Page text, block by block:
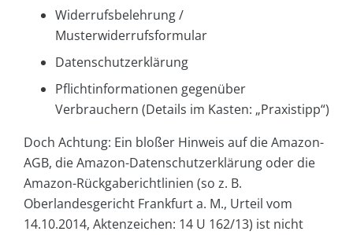
Widerrufsbelehrung /
Musterwiderrufsformular
Datenschutzerklärung
Pflichtinformationen gegenüber
Verbrauchern (Details im Kasten: „Praxistipp“)
Doch Achtung: Ein bloßer Hinweis auf die Amazon-
AGB, die Amazon-Datenschutzerklärung oder die
Amazon-Rückgaberichtlinien (so z. B.
Oberlandesgericht Frankfurt a. M., Urteil vom
14.10.2014, Aktenzeichen: 14 U 162/13) ist nicht